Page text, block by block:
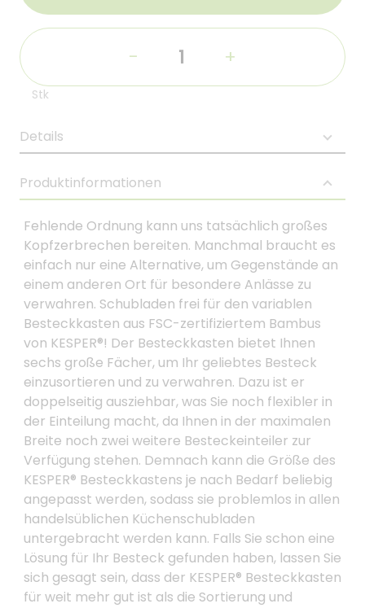
- +
Stk
Details
Produktinformationen
Fehlende Ordnung kann uns tatsächlich großes
Kopfzerbrechen bereiten. Manchmal braucht es
einfach nur eine Alternative, um Gegenstände an
einem anderen Ort für besondere Anlässe zu
verwahren. Schubladen frei für den variablen
Besteckkasten aus FSC-zertifiziertem Bambus
von KESPER®! Der Besteckkasten bietet Ihnen
sechs große Fächer, um Ihr geliebtes Besteck
einzusortieren und zu verwahren. Dazu ist er
doppelseitig ausziehbar, was Sie noch flexibler in
der Einteilung macht, da Ihnen in der maximalen
Breite noch zwei weitere Besteckeinteiler zur
Verfügung stehen. Demnach kann die Größe des
KESPER® Besteckkastens je nach Bedarf beliebig
angepasst werden, sodass sie problemlos in allen
handelsüblichen Küchenschubladen
untergebracht werden kann. Falls Sie schon eine
Lösung für Ihr Besteck gefunden haben, lassen Sie
sich gesagt sein, dass der KESPER® Besteckkasten
für weit mehr gut ist als die Sortierung und